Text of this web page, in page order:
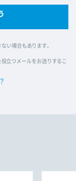
い場合もあります。
立つメールをお送りするこ